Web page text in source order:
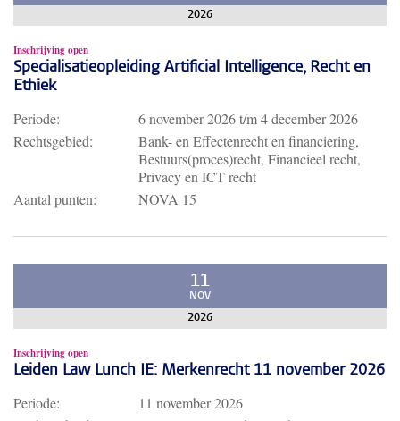
2026
Inschrijving open
Specialisatieopleiding Artificial Intelligence, Recht en
Ethiek
Periode: 6 november 2026t/m4 december 2026
Rechtsgebied:
Bank- en Effectenrecht en financiering,
Bestuurs(proces)recht, Financieel recht,
Privacy en ICT recht
Aantal punten:
NOVA 15
11
NOV
2026
Inschrijving open
Leiden Law Lunch IE: Merkenrecht 11 november 2026
Periode:
11 november 2026